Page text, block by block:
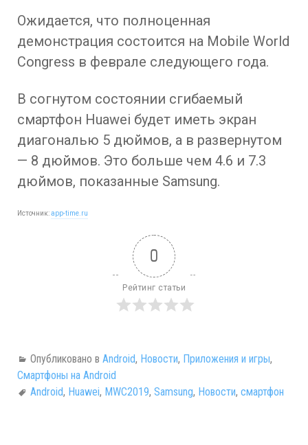
Ожидается, что полноценная
демонстрация состоится на Mobile World
Congress в феврале следующего года.
В согнутом состоянии сгибаемый
смартфон Huawei будет иметь экран
диагональю 5 дюймов, а в развернутом
— 8 дюймов. Это больше чем 4.6 и 7.3
дюймов, показанные Samsung.
Источник:app-time.ru
0
Рейтинг статьи
Опубликовано в Android, Новости, Приложения и игры,
Смартфоны на Android
Android, Huawei, MWC2019, Samsung, Новости, смартфон